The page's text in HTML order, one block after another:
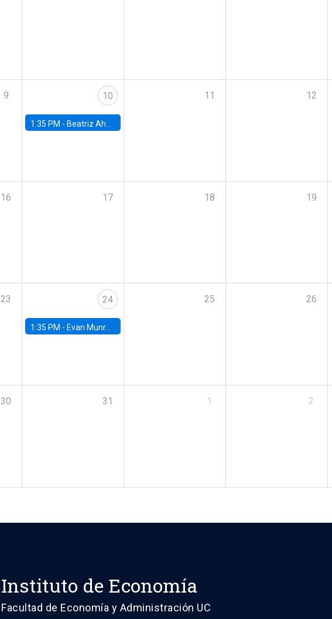
9 10
1:35 PM - Beatriz Ahumada, PhD candidate, Universidad de Pittsburgh
11 12
16 17 18 19
23 24
1:35 PM - Evan Munro, Neyman Visiting Assistant Professor in the Department of Statistics at UC Berkeley
25 26
30 31 1 2
Instituto de Economía
Facultad de Economía y Administración UC